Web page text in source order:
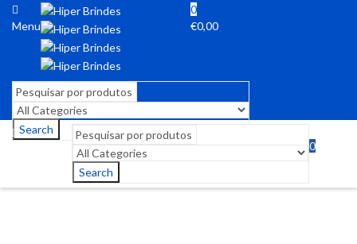
Menu
0
€0,00
Search
Search
0